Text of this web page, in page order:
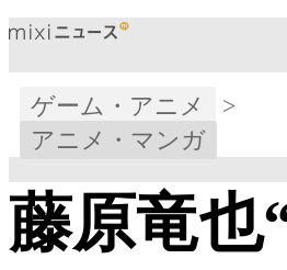
ゲーム・アニメ
>
アニメ・マンガ
藤原竜也